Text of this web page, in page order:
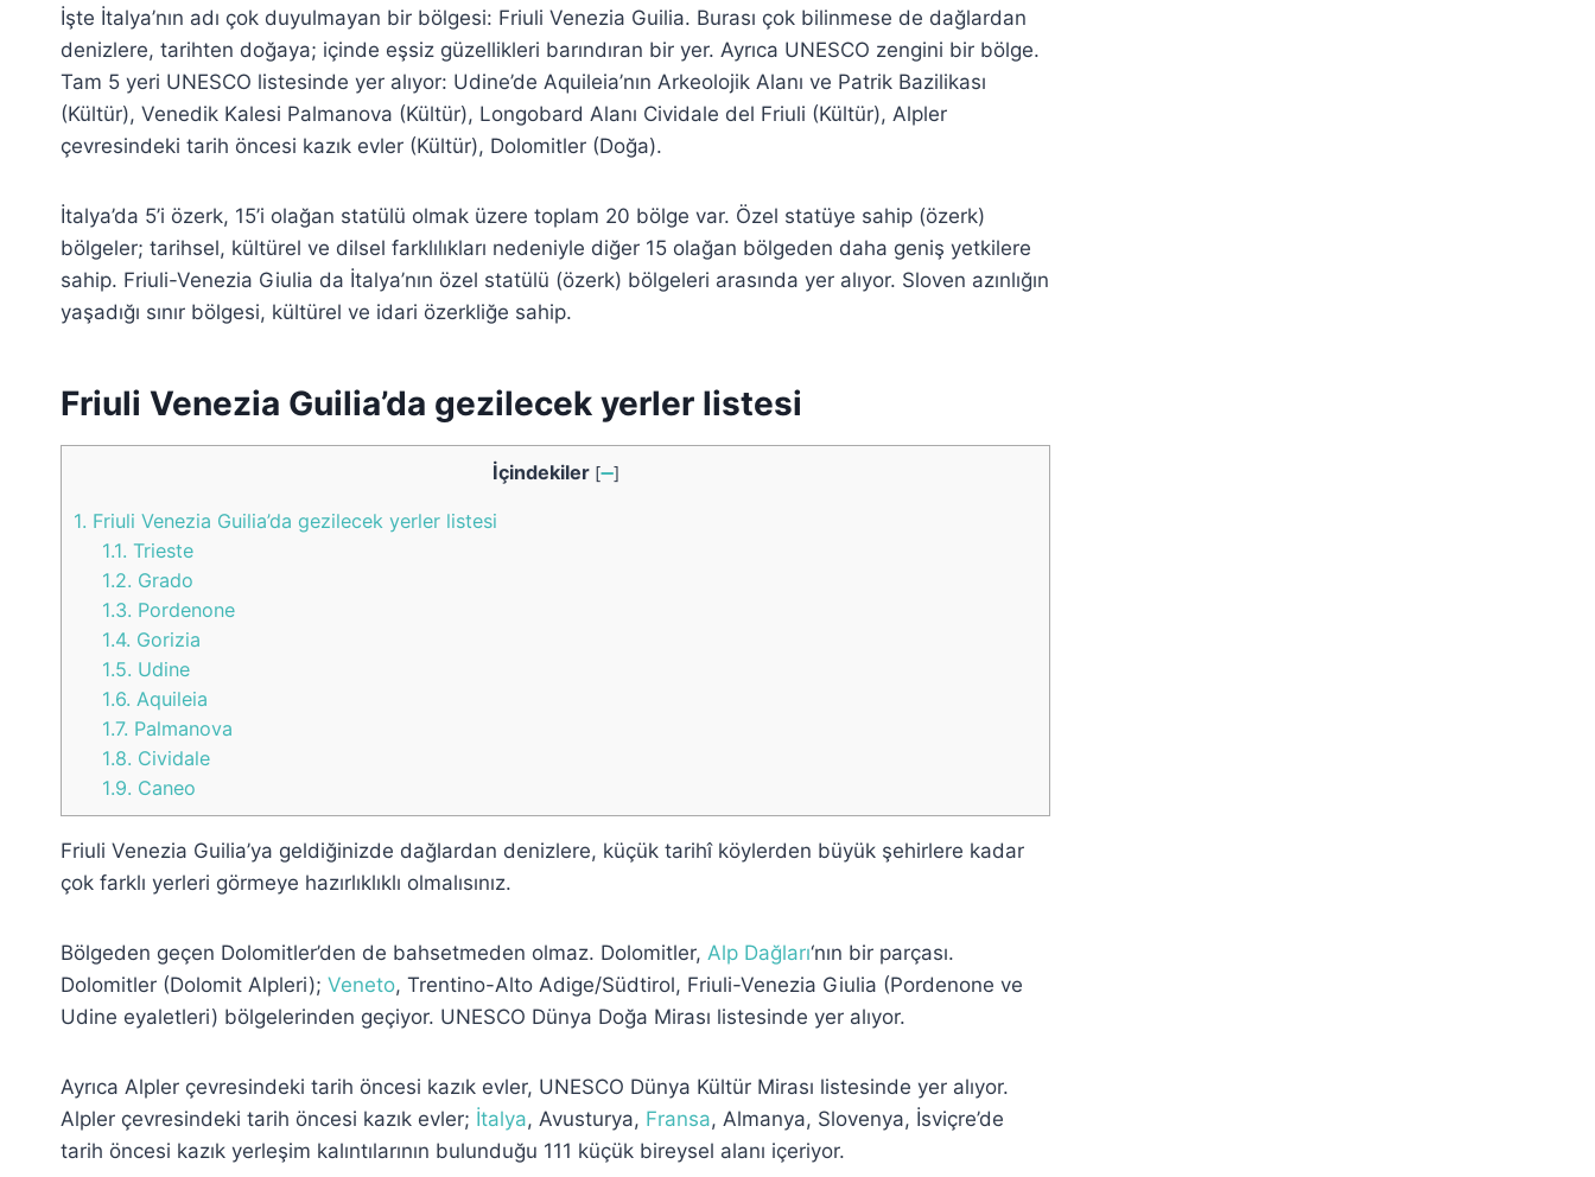
İşte İtalya’nın adı çok duyulmayan bir bölgesi: Friuli Venezia Guilia. Burası çok bilinmese de dağlardan
denizlere, tarihten doğaya; içinde eşsiz güzellikleri barındıran bir yer. Ayrıca UNESCO zengini bir bölge.
Tam 5 yeri UNESCO listesinde yer alıyor: Udine’de Aquileia’nın Arkeolojik Alanı ve Patrik Bazilikası
(Kültür), Venedik Kalesi Palmanova (Kültür), Longobard Alanı Cividale del Friuli (Kültür), Alpler
çevresindeki tarih öncesi kazık evler (Kültür), Dolomitler (Doğa).
İtalya’da 5’i özerk, 15’i olağan statülü olmak üzere toplam 20 bölge var. Özel statüye sahip (özerk)
bölgeler; tarihsel, kültürel ve dilsel farklılıkları nedeniyle diğer 15 olağan bölgeden daha geniş yetkilere
sahip. Friuli-Venezia Giulia da İtalya’nın özel statülü (özerk) bölgeleri arasında yer alıyor. Sloven azınlığın
yaşadığı sınır bölgesi, kültürel ve idari özerkliğe sahip.
Friuli Venezia Guilia’da gezilecek yerler listesi
İçindekiler [➖]
1. Friuli Venezia Guilia’da gezilecek yerler listesi
1.1. Trieste
1.2. Grado
1.3. Pordenone
1.4. Gorizia
1.5. Udine
1.6. Aquileia
1.7. Palmanova
1.8. Cividale
1.9. Caneo
Friuli Venezia Guilia’ya geldiğinizde dağlardan denizlere, küçük tarihî köylerden büyük şehirlere kadar
çok farklı yerleri görmeye hazırlıklıklı olmalısınız.
Bölgeden geçen Dolomitler’den de bahsetmeden olmaz. Dolomitler, Alp Dağları‘nın bir parçası.
Dolomitler (Dolomit Alpleri); Veneto, Trentino-Alto Adige/Südtirol, Friuli-Venezia Giulia (Pordenone ve
Udine eyaletleri) bölgelerinden geçiyor. UNESCO Dünya Doğa Mirası listesinde yer alıyor.
Ayrıca Alpler çevresindeki tarih öncesi kazık evler, UNESCO Dünya Kültür Mirası listesinde yer alıyor.
Alpler çevresindeki tarih öncesi kazık evler; İtalya, Avusturya, Fransa, Almanya, Slovenya, İsviçre’de
tarih öncesi kazık yerleşim kalıntılarının bulunduğu 111 küçük bireysel alanı içeriyor.